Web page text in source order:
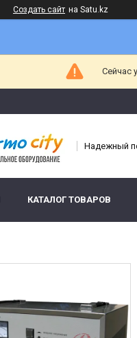
Создать сайт на Satu.kz
Сейчас
Надежный
КАТАЛОГ ТОВАРОВ